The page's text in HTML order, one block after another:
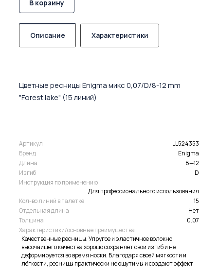
В корзину
Описание Характеристики
Цветные ресницы Enigma микс 0,07/D/8-12 mm
"Forest lake" (15 линий)
Артикул
LL524353
Бренд
Enigma
Длина
8—12
Изгиб
D
Инструкция по применению
Для профессионального использования
Кол-во линий в палетке
15
Отдельная длина
Нет
Толщина
0.07
Характеристики/основные преимущества
Качественные ресницы. Упругое и эластичное волокно
высочайшего качества хорошо сохраняет свой изгиб и не
деформируется во время носки. Благодаря своей мягкости и
лёгкости, ресницы практически не ощутимы и создают эффект